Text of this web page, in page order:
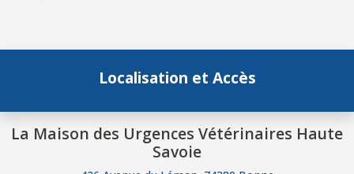
Localisation et Accès
La Maison des Urgences Vétérinaires Haute
Savoie